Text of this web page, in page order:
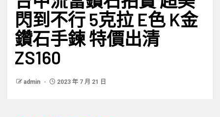
閃到不行 5克拉 E色 K金
鑽石手鍊 特價出清
ZS160
admin 2023 年 7 月 21 日